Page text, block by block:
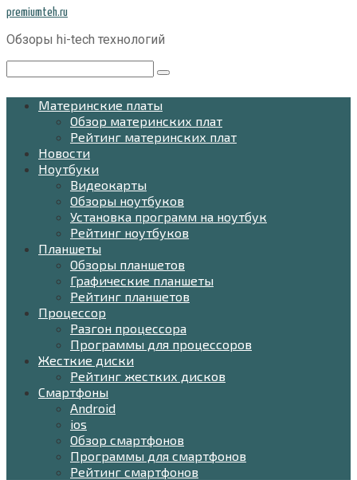
Перейти
контенту
premiumteh.ru
Обзоры hi-tech технологий
Материнские платы
Обзор материнских плат
Рейтинг материнских плат
Новости
Ноутбуки
Видеокарты
Обзоры ноутбуков
Установка программ на ноутбук
Рейтинг ноутбуков
Планшеты
Обзоры планшетов
Графические планшеты
Рейтинг планшетов
Процессор
Разгон процессора
Программы для процессоров
Жесткие диски
Рейтинг жестких дисков
Смартфоны
Android
ios
Обзор смартфонов
Программы для смартфонов
Рейтинг смартфонов